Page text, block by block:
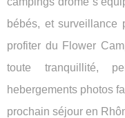
bébés, et surveillance
profiter du Flower
toute tranquillité,
hebergements photos
prochain séjour en